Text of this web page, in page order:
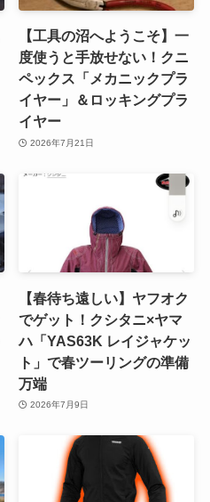
【工具の沼へようこそ】一
度使うと手放せない！クニ
ペックス「メカニックプラ
イヤー」＆ロッキングプラ
イヤー
2026年7月21日
【春待ち遠しい】ヤフオク
でゲット！クシタニ×ヤマ
ハ「YAS63K レイジャケッ
ト」で春ツーリングの準備
万端
2026年7月9日